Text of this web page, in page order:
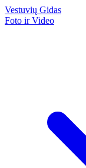
Vestuvių Gidas
Foto ir Video